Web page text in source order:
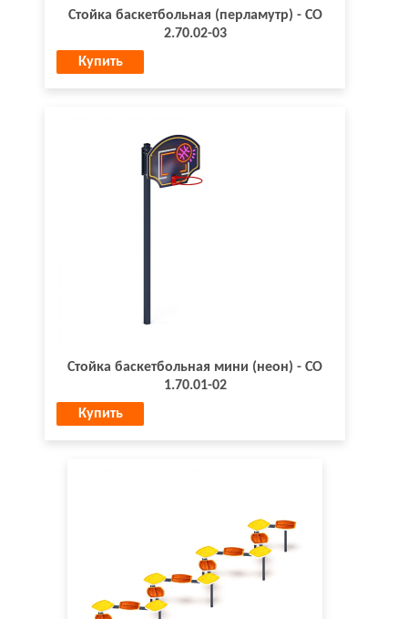
Стойка баскетбольная (перламутр) - СО
2.70.02-03
Купить
Стойка баскетбольная мини (неон) - СО
1.70.01-02
Купить